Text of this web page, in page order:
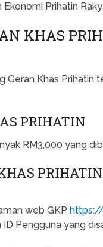
Ekonomi Prihatin
KHAS
Khas Prihatin
PRIHATIN
RM3,000 yang
PRIHATIN
web GKPhttps://
Pengguna yang